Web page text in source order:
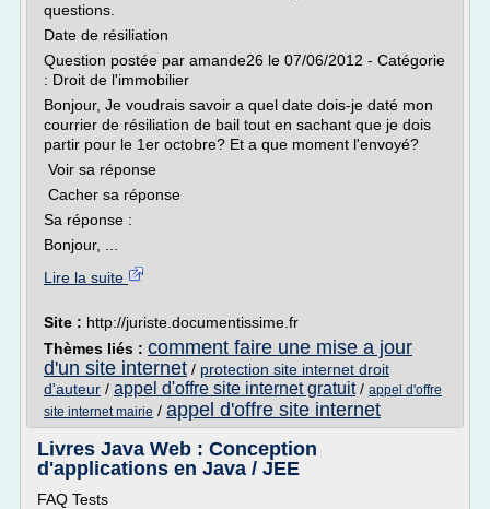
questions.
Date de résiliation
Question postée par amande26 le 07/06/2012 - Catégorie
: Droit de l'immobilier
Bonjour, Je voudrais savoir a quel date dois-je daté mon
courrier de résiliation de bail tout en sachant que je dois
partir pour le 1er octobre? Et a que moment l'envoyé?
Voir sa réponse
Cacher sa réponse
Sa réponse :
Bonjour, ...
Lire la suite
Site : http://juriste.documentissime.fr
Thèmes liés : comment faire une mise a jour
d'un site internet / protection site internet droit
d'auteur / appel d'offre site internet gratuit/ appel d'offre
site internet mairie / appel d'offre site internet
Livres Java Web : Conception
d'applications en Java / JEE
FAQ Tests